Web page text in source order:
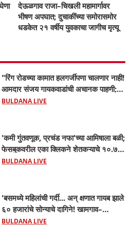
देऊळगाव राजा–चिखली महामार्गावर
भीषण अपघात; दुचाकींच्या समोरासमोर
धडकेत २१ वर्षीय युवकाचा जागीच मृत्यू
"रिंग रोडच्या कामात हलगर्जीपणा चालणार नाही!
आमदार संजय गायकवाडांची अचानक पाहणी;
कंत्राटदारांना कडक इशारा, गुणवत्तेशी तडजोड
BULDANA LIVE
'कमी गुंतवणूक, प्रचंड नफा'च्या आमिषाला बळी;
फेसबुकवरील एका क्लिकने शेतकऱ्याचे १०.७१
लाख रुपये गायब! बुलढाण्यात सायबर
BULDANA LIVE
'बसमध्ये महिलांची गर्दी... अन् क्षणात गायब झाले
६० हजारांचे सोन्याचे दागिने! खामगाव–
मलकापूर एसटी प्रवासात महिलेचा धक्कादायक
BULDANA LIVE